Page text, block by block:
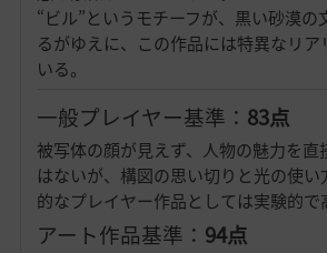
“ビル”というモチーフが、黒い砂漠の
るがゆえに、この作品には特異なリア
いる。
一般プレイヤー基準： 83点
被写体の顔が見えず、人物の魅力を直
はないが、構図の思い切りと光の使
的なプレイヤー作品としては実験的で
アート作品基準： 94点